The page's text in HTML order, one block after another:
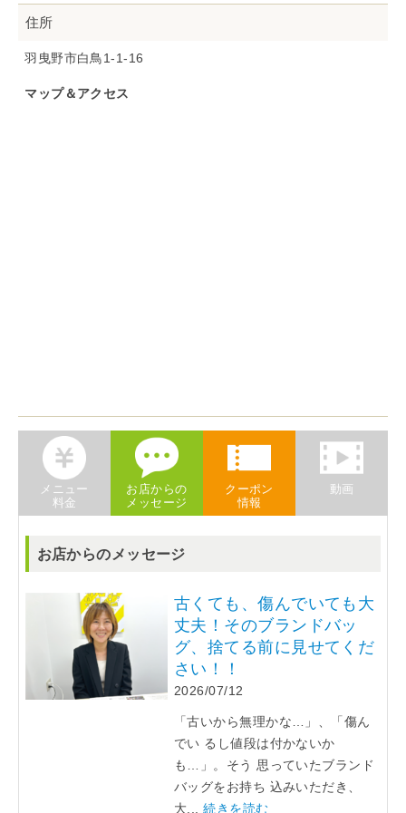
住所
羽曳野市白鳥1-1-16
マップ＆アクセス
メニュー
料金
お店からの
メッセージ
クーポン
情報
動画
お店からのメッセージ
古くても、傷んでいても大
丈夫！そのブランドバッ
グ、捨てる前に見せてくだ
さい！！
2026/07/12
「古いから無理かな…」、「傷ん
でい るし値段は付かないか
も…」。そう 思っていたブランド
バッグをお持ち 込みいただき、
大...続きを読む